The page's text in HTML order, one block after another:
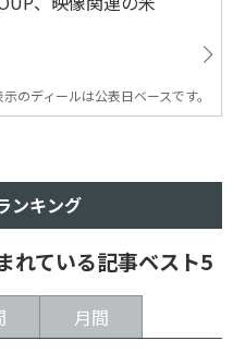
のディールは公表日ベースです。
ンキング
れている記事ベスト5
月間